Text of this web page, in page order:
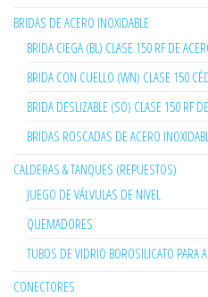
BRIDAS DE ACERO INOXIDABLE
BRIDA CIEGA (BL) CLASE 150 RF DE
BRIDA CON CUELLO (WN) CLASE 150
BRIDA DESLIZABLE (SO) CLASE 150 RF
BRIDAS ROSCADAS DE ACERO
CALDERAS & TANQUES (REPUESTOS)
JUEGO DE VÁLVULAS DE NIVEL
QUEMADORES
TUBOS DE VIDRIO BOROSILICATO PARA
CONECTORES